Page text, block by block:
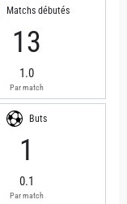
Matchs débutés
13
1.0
Par match
Buts
1
0.1
Par match